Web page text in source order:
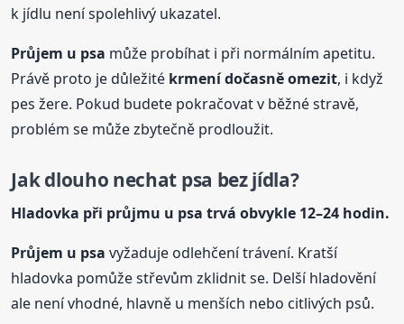
k jídlu není spolehlivý ukazatel.
Průjem u psa může probíhat i při normálním apetitu.
Právě proto je důležité krmení dočasně omezit, i když
pes žere. Pokud budete pokračovat v běžné stravě,
problém se může zbytečně prodloužit.
Jak dlouho nechat psa bez jídla?
Hladovka při průjmu u psa trvá obvykle 12–24 hodin.
Průjem u psa vyžaduje odlehčení trávení. Kratší
hladovka pomůže střevům zklidnit se. Delší hladovění
ale není vhodné, hlavně u menších nebo citlivých psů.